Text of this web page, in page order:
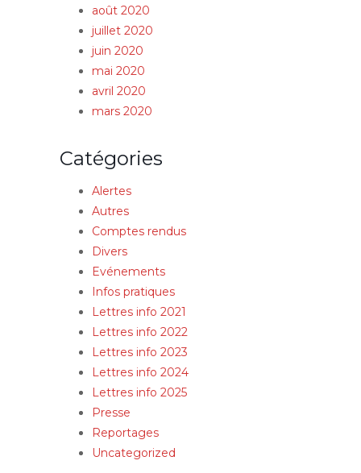
août 2020
juillet 2020
juin 2020
mai 2020
avril 2020
mars 2020
Catégories
Alertes
Autres
Comptes rendus
Divers
Evénements
Infos pratiques
Lettres info 2021
Lettres info 2022
Lettres info 2023
Lettres info 2024
Lettres info 2025
Presse
Reportages
Uncategorized